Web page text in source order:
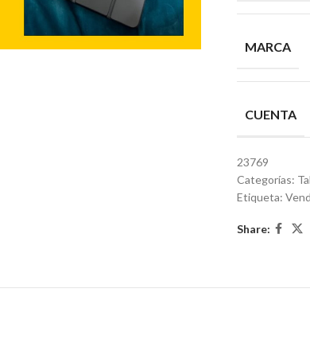
MARCA
CUENTA
23769
Categorías:
Etiqueta:
Share: